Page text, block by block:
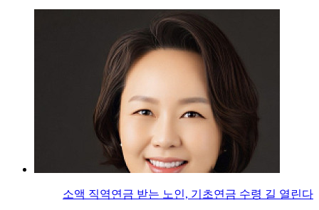
소액 직역연금 받는 노인, 기초연금 수령 길 열린다